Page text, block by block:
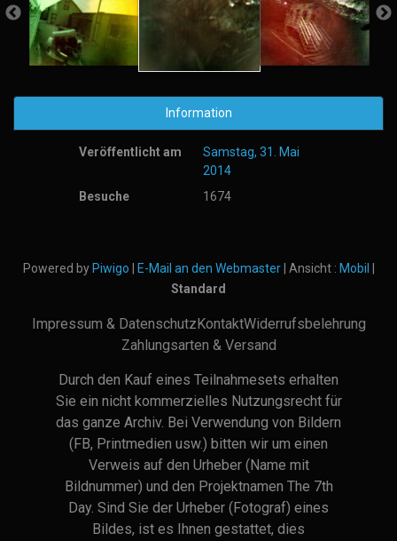
Information
Veröffentlicht am
Samstag, 31. Mai
2014
Besuche
1674
Powered by Piwigo E-Mail an den Webmaster| Ansicht : Mobil
Standard
Impressum & DatenschutzKontaktWiderrufsbelehrung
Zahlungsarten & Versand
Durch den Kauf eines Teilnahmesets erhalten
Sie ein nicht kommerzielles Nutzungsrecht für
das ganze Archiv. Bei Verwendung von Bildern
(FB, Printmedien usw.) bitten wir um einen
Verweis auf den Urheber (Name mit
Bildnummer) und den Projektnamen The 7th
Day. Sind Sie der Urheber (Fotograf) eines
Bildes, ist es Ihnen gestattet, dies